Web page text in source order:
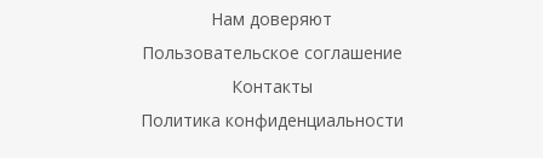
Нам доверяют
Пользовательское соглашение
Контакты
Политика конфиденциальности